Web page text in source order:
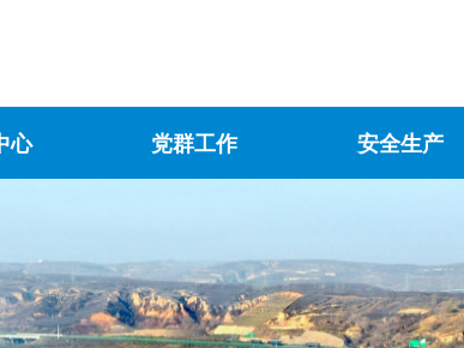
心 党群工作 安全生产